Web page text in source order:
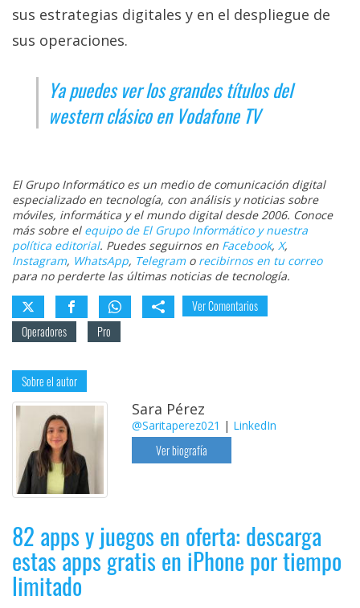
sus estrategias digitales y en el despliegue de
sus operaciones.
Ya puedes ver los grandes títulos del
western clásico en Vodafone TV
El Grupo Informático es un medio de comunicación digital
especializado en tecnología, con análisis y noticias sobre
móviles, informática y el mundo digital desde 2006. Conoce
más sobre el equipo de El Grupo Informático y nuestra
política editorial. Puedes seguirnos en Facebook, X,
Instagram, WhatsApp, Telegramo recibirnos en tu correo
para no perderte las últimas noticias de tecnología.
Ver Comentarios
Operadores
Pro
Sobre el autor
Sara Pérez
@Saritaperez021 | LinkedIn
Ver biografía
82 apps y juegos en oferta: descarga
estas apps gratis en iPhone por tiempo
limitado